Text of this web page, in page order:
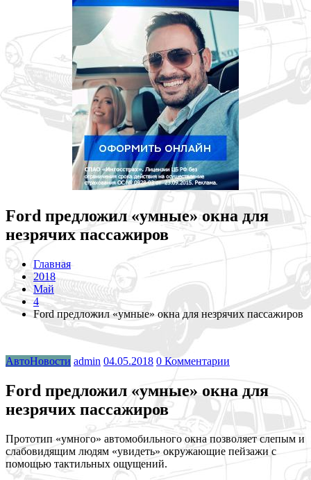
Ford предложил «умные» окна для
незрячих пассажиров
Главная
2018
Май
4
Ford предложил «умные» окна для незрячих пассажиров
АвтоНовости admin 04.05.2018 0 Комментарии
Ford предложил «умные» окна для
незрячих пассажиров
Прототип «умного» автомобильного окна позволяет слепым и
слабовидящим людям «увидеть» окружающие пейзажи с
помощью тактильных ощущений.